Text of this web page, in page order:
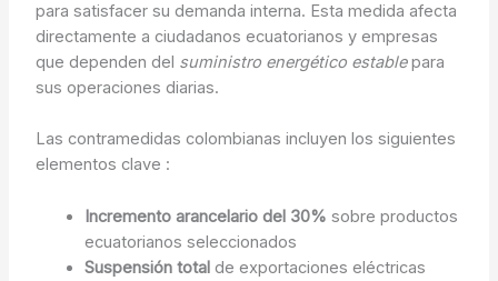
para satisfacer su demanda interna. Esta medida afecta
directamente a ciudadanos ecuatorianos y empresas
que dependen del suministro energético establepara
sus operaciones diarias.
Las contramedidas colombianas incluyen los siguientes
elementos clave :
Incremento arancelario del 30% sobre productos
ecuatorianos seleccionados
Suspensión totalde exportaciones eléctricas